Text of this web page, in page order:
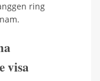
ring
visa